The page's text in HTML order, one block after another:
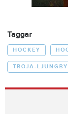
Taggar
HOCKEY
TROJA-LJUNGBY